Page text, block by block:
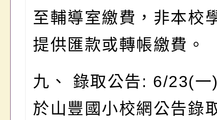
至輔導室繳費，非本校
提供匯款或轉帳繳費。
九、 錄取公告: 6/23(一
於山豐國小校網公告錄